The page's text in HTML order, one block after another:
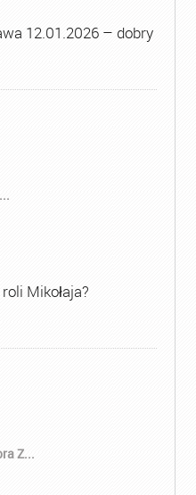
12.01.2026 – dobry
Mikołaja?
Z...